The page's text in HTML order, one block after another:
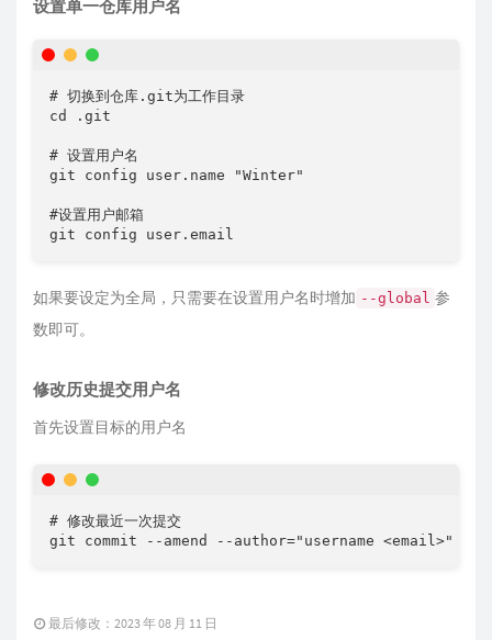
设置单一仓库用户名
# 切换到仓库.git为工作目录
cd .git
# 设置用户名
git config user.name "Winter"
#设置用户邮箱
git config user.email
如果要设定为全局，只需要在设置用户名时增加 --global 参
数即可。
修改历史提交用户名
首先设置目标的用户名
# 修改最近一次提交
git commit --amend --author="username <email>"
最后修改：2023 年 08 月 11 日